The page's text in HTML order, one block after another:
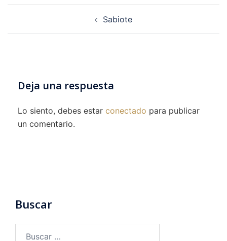
Navegación
entradas
Sabiote
Deja una respuesta
Lo siento, debes estar conectado para publicar
un comentario.
Buscar